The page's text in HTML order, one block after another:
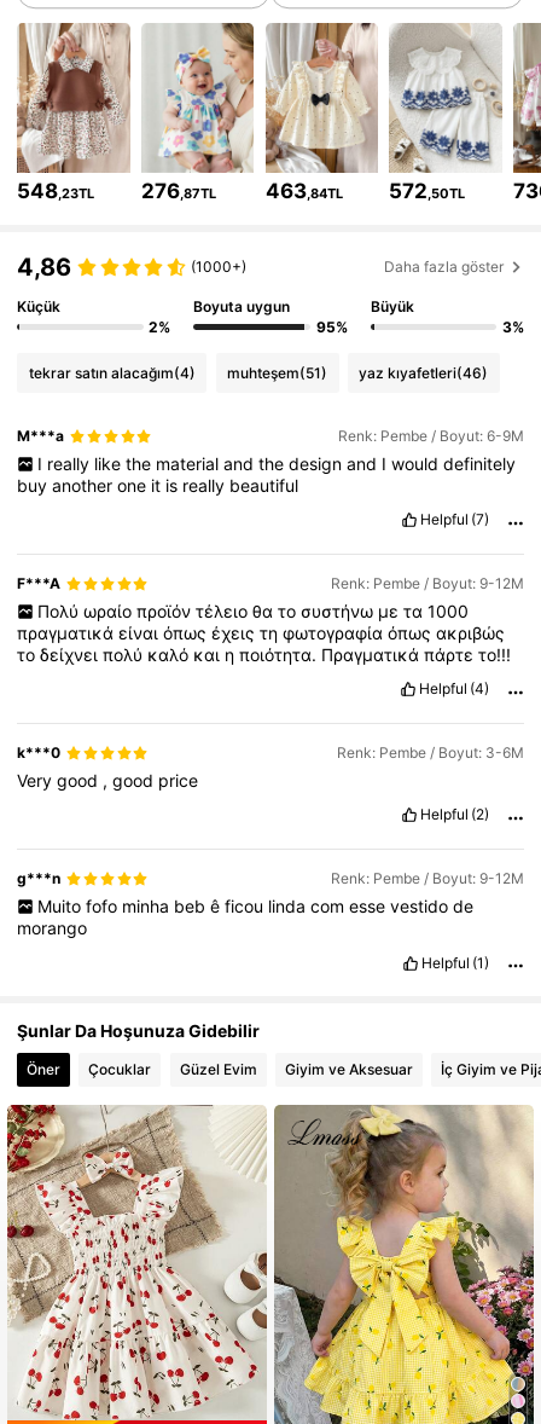
4,89 623K Takipçiler
4,89 623K Takipçiler
623K Takipçiler
4,89 623K Takipçiler
4,89 623K Takipçiler
4,89 623K Takipçiler
548 ,23TL 276 ,87TL 463,84TL 572 ,50TL
4,86 (1000+) Daha fazla göster
Küçük
2%
Boyuta uygun
95%
Büyük
3%
tekrar satın alacağım(4) muhteşem(51) yaz kıyafetleri(46)
M***a Renk: Pembe / Boyut: 6-9M
I really like the material and the design and I would definitely
buyanotherone it is really beautiful
Helpful (7)
F***A Renk: Pembe / Boyut: 9-12M
Πολύ ωραίο προϊόν τέλειο θα το συστήνω με τα 1000
πραγματικάείναιόπωςέχειςτηφωτογραφίαόπωςακριβώς
τοδείχνειπολύ καλό και ηποιότητα. Πραγματικάπάρτετο!!!
Helpful (4)
k***0 Renk: Pembe / Boyut: 3-6M
Verygood ,good price
Helpful (2)
g***n Renk: Pembe / Boyut: 9-12M
Muito fofo minha beb ê ficou linda com esse vestido de
morango
Helpful (1)
Şunlar Da Hoşunuza Gidebilir
Öner Çocuklar Güzel Evim Giyim ve Aksesuar İç Giyim ve